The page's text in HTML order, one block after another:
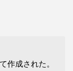
成された。